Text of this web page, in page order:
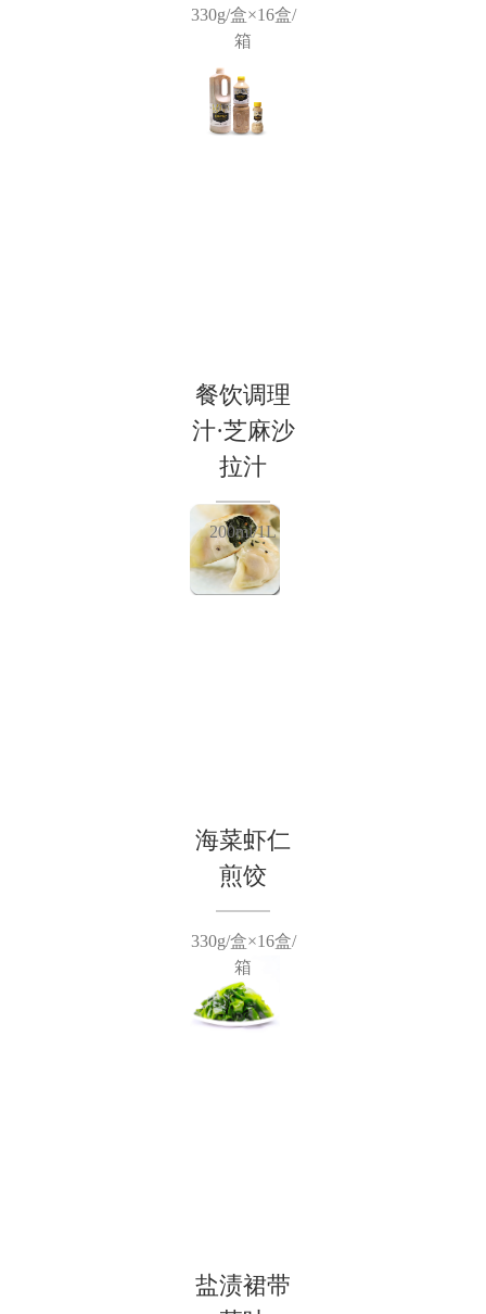
330g/盒×16盒/
箱
餐饮调理
汁·芝麻沙
拉汁
200ml/1L
海菜虾仁
煎饺
330g/盒×16盒/
箱
盐渍裙带